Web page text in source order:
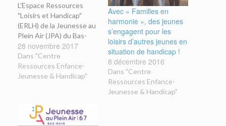
L'Espace Ressources
"Loisirs et Handicap"
(ERLH) de la Jeunesse au
Plein Air (JPA) du Bas-
Rhin peut vous apporter
des informations et des
conseils pour un accueil
en centre de loisirs, un
temps de répit, etc...
Nous vous proposons…
28 novembre 2017
Dans "Centre
Ressources Enfance-
Jeunesse & Handicap"
Avec « Familles en
harmonie », des jeunes
s’engagent pour les
loisirs d’autres jeunes en
situation de handicap !
8 décembre 2016
Dans "Centre
Ressources Enfance-
Jeunesse & Handicap"